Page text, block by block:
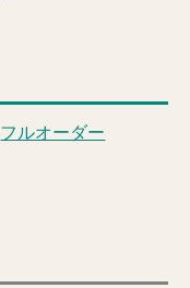
フルオーダー